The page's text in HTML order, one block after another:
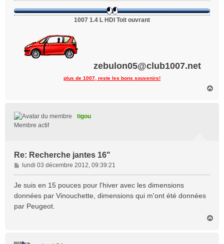
1007 1.4 L HDI Toit ouvrant
zebulon05@club1007.net
plus de 1007, reste les bons souvenirs!
tigou
Membre actif
Re: Recherche jantes 16"
M
e
a
g
lundi 03 décembre 2012, 09:39:21
Je suis en 15 pouces pour l'hiver avec les dimensions
données par Vinouchette, dimensions qui m'ont été données
par Peugeot.